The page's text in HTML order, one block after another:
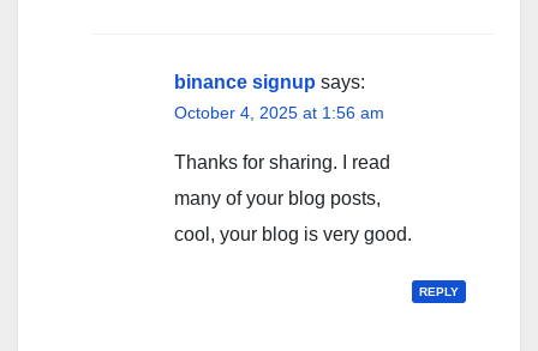
binance signup says:
October 4, 2025 at 1:56 am
Thanks for sharing. I read
many of your blog posts,
cool, your blog is very good.
REPLY